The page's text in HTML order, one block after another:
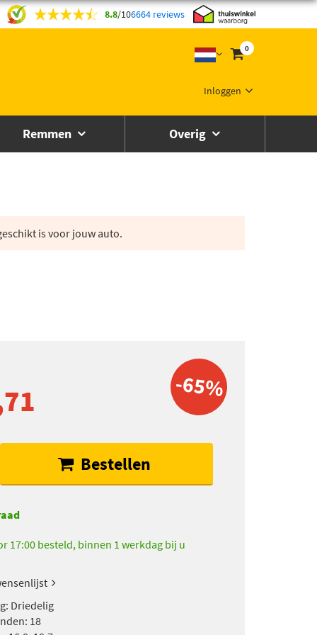
8.8/106664 reviews
0
Inloggen
Remmen Overig
is voor jouw auto.
-65%
Bestellen
17:00 besteld, binnen 1 werkdag bij u
Driedelig
18